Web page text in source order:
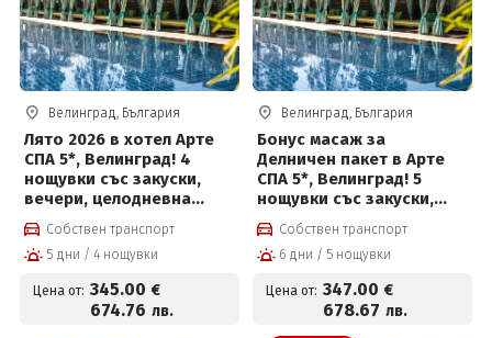
Велинград, България
Лято 2026 в хотел Арте
СПА 5*, Велинград! 4
нощувки със закуски,
вечери, целодневна
детска анимация,
вътрешен и външен
басейн с минерална вода
и СПА пакет и Безплатно
за деца до 12 г
Собствен транспорт
5 дни / 4 нощувки
Цена от: 345.00 €
674.76 лв.
Велинград, България
Бонус масаж за
Делничен пакет в Арте
СПА 5*, Велинград! 5
нощувки със закуски,
вечери, масаж,
вътрешен и външен
басейн с минерална вода
и СПА пакет и Безплатно
за деца до 12 г
Собствен транспорт
6 дни / 5 нощувки
Цена от: 347.00 €
678.67 лв.